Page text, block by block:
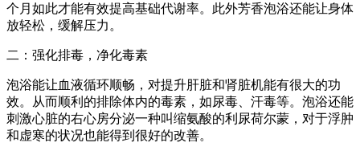
个月如此才能有效提高基础代谢率。此外芳香泡浴还能让身体
放轻松，缓解压力。
二：强化排毒，净化毒素
泡浴能让血液循环顺畅，对提升肝脏和肾脏机能有很大的功
效。从而顺利的排除体内的毒素，如尿毒、汗毒等。泡浴还能
刺激心脏的右心房分泌一种叫缩氨酸的利尿荷尔蒙，对于浮肿
和虚寒的状况也能得到很好的改善。